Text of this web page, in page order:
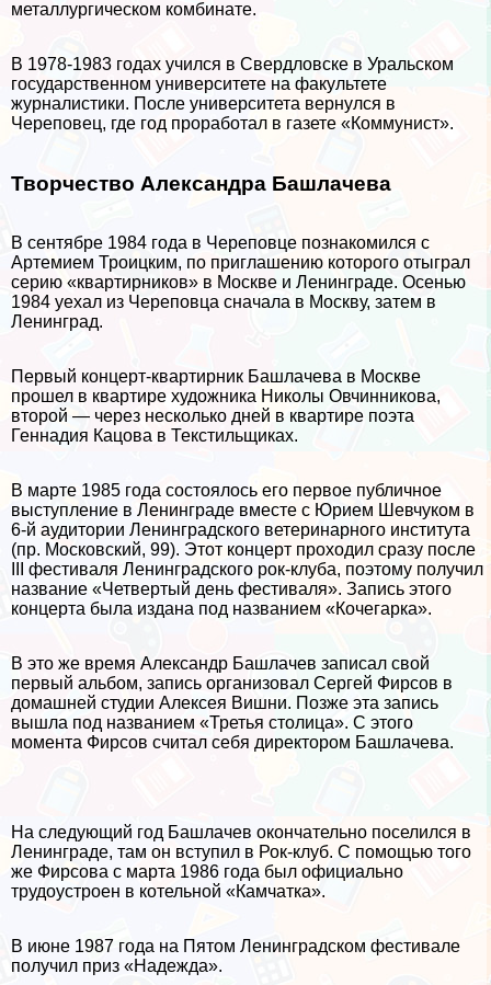
металлургическом комбинате.
В 1978-1983 годах учился в Свердловске в Уральском
государственном университете на факультете
журналистики. После университета вернулся в
Череповец, где год проработал в газете «Коммунист».
Творчество Александра Башлачева
В сентябре 1984 года в Череповце познакомился с
Артемием Троицким, по приглашению которого отыграл
серию «квартирников» в Москве и Ленинграде. Осенью
1984 уехал из Череповца сначала в Москву, затем в
Ленинград.
Первый концерт-квартирник Башлачева в Москве
прошел в квартире художника Николы Овчинникова,
второй — через несколько дней в квартире поэта
Геннадия Кацова в Текстильщиках.
В марте 1985 года состоялось его первое публичное
выступление в Ленинграде вместе с Юрием Шевчуком в
6-й аудитории Ленинградского ветеринарного института
(пр. Московский, 99). Этот концерт проходил сразу после
III фестиваля Ленинградского рок-клуба, поэтому получил
название «Четвертый день фестиваля». Запись этого
концерта была издана под названием «Кочегарка».
В это же время Александр Башлачев записал свой
первый альбом, запись организовал Сергeй Фирсов в
домашней студии Алексея Вишни. Позже эта запись
вышла под названием «Третья столица». С этого
момента Фирсов считал себя директором Башлачева.
На следующий год Башлачев окончательно поселился в
Ленинграде, там он вступил в Рок-клуб. С помощью того
же Фирсова с марта 1986 года был официально
трудоустроен в котельной «Камчатка».
В июне 1987 года на Пятом Ленинградском фестивале
получил приз «Надежда».